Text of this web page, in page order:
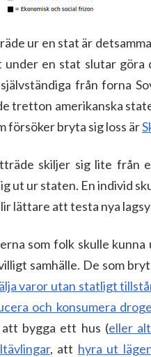
ur en stat är
en stat slutar göra
från forna
tretton amerikanska
försöker bryta sig loss är
skiljer sig lite från
ut ur staten. En individ
lättare att testa nya
som folk skulle
samhälle. De som
varor utan statligt
och konsumera
att bygga ett hus (eller
, att hyra ut